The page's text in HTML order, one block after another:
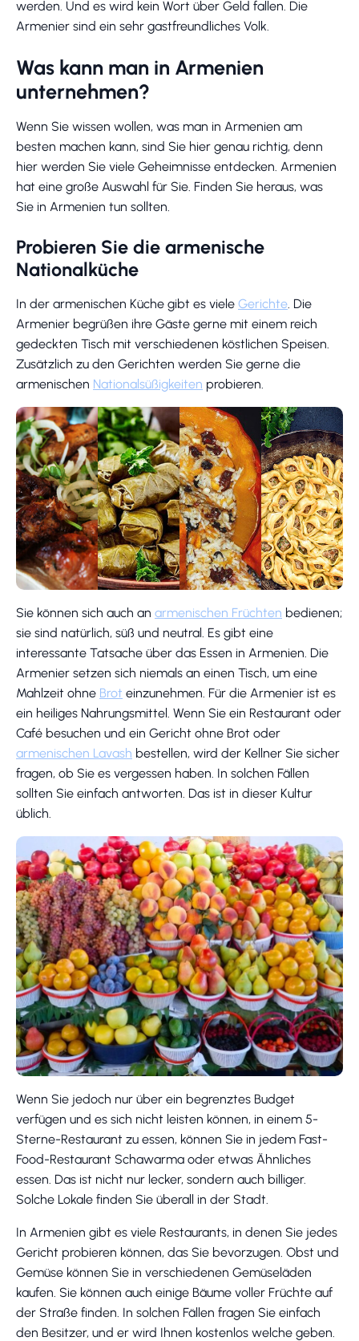
werden. Und es wird kein Wort über Geld fallen. Die
Armenier sind ein sehr gastfreundliches Volk.
Was kann man in Armenien
unternehmen?
Wenn Sie wissen wollen, was man in Armenien am
besten machen kann, sind Sie hier genau richtig, denn
hier werden Sie viele Geheimnisse entdecken. Armenien
hat eine große Auswahl für Sie. Finden Sie heraus, was
Sie in Armenien tun sollten.
Probieren Sie die armenische
Nationalküche
In der armenischen Küche gibt es viele Gerichte. Die
Armenier begrüßen ihre Gäste gerne mit einem reich
gedeckten Tisch mit verschiedenen köstlichen Speisen.
Zusätzlich zu den Gerichten werden Sie gerne die
armenischen Nationalsüßigkeiten probieren.
Sie können sich auch an armenischen Früchten bedienen;
sie sind natürlich, süß und neutral. Es gibt eine
interessante Tatsache über das Essen in Armenien. Die
Armenier setzen sich niemals an einen Tisch, um eine
Mahlzeit ohne Brot einzunehmen. Für die Armenier ist es
ein heiliges Nahrungsmittel. Wenn Sie ein Restaurant oder
Café besuchen und ein Gericht ohne Brot oder
armenischen Lavash bestellen, wird der Kellner Sie sicher
fragen, ob Sie es vergessen haben. In solchen Fällen
sollten Sie einfach antworten. Das ist in dieser Kultur
üblich.
Wenn Sie jedoch nur über ein begrenztes Budget
verfügen und es sich nicht leisten können, in einem 5-
Sterne-Restaurant zu essen, können Sie in jedem Fast-
Food-Restaurant Schawarma oder etwas Ähnliches
essen. Das ist nicht nur lecker, sondern auch billiger.
Solche Lokale finden Sie überall in der Stadt.
In Armenien gibt es viele Restaurants, in denen Sie jedes
Gericht probieren können, das Sie bevorzugen. Obst und
Gemüse können Sie in verschiedenen Gemüseläden
kaufen. Sie können auch einige Bäume voller Früchte auf
der Straße finden. In solchen Fällen fragen Sie einfach
den Besitzer, und er wird Ihnen kostenlos welche geben.